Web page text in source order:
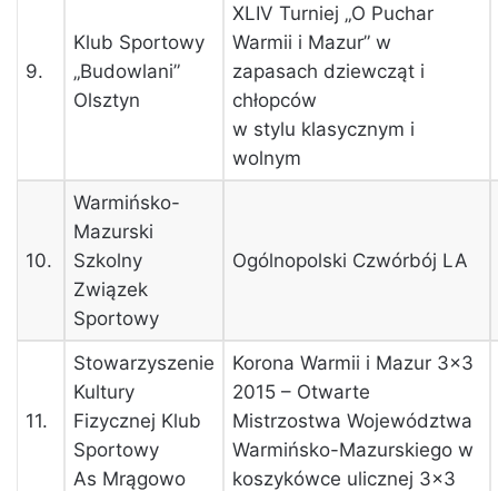
9.
Klub Sportowy
„Budowlani”
Olsztyn
XLIV Turniej „O Puchar
Warmii i Mazur” w
zapasach dziewcząt i
chłopców
w stylu klasycznym i
wolnym
10.
Warmińsko-
Mazurski
Szkolny
Związek
Sportowy
Ogólnopolski Czwórbój LA
11.
Stowarzyszenie
Kultury
Fizycznej Klub
Sportowy
As Mrągowo
Korona Warmii i Mazur 3×3
2015 – Otwarte
Mistrzostwa Województwa
Warmińsko-Mazurskiego w
koszykówce ulicznej 3×3